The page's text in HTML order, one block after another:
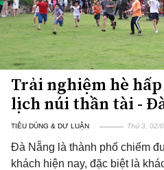
Trải nghiệm hè
lịch núi thần tài -
TIÊU DÙNG & DƯ LUẬN Thứ 3, 02/
Đà Nẵng là thành phố chiếm
khách hiện nay, đặc biệt là